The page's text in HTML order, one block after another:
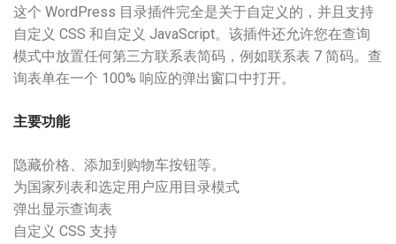
这个 WordPress 目录插件完全是关于自定义的，并且支持
自定义 CSS 和自定义 JavaScript。该插件还允许您在查询
模式中放置任何第三方联系表简码，例如联系表 7 简码。查
询表单在一个 100% 响应的弹出窗口中打开。
主要功能
隐藏价格、添加到购物车按钮等。
为国家列表和选定用户应用目录模式
弹出显示查询表
自定义 CSS 支持